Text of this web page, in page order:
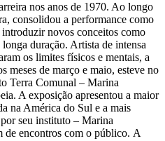
nos anos de 1970. Ao longo
consolidou a performance como
novos conceitos como
duração. Artista de intensa
os limites físicos e mentais, a
meses de março e maio, esteve no
Terra Comunal – Marina
A exposição apresentou a maior
na América do Sul e a mais
seu instituto – Marina
encontros com o público. A